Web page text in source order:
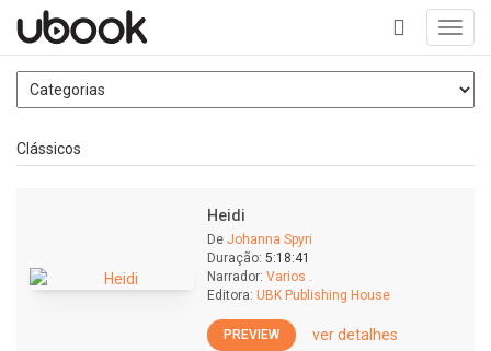
+
Clássicos
Heidi
De Johanna Spyri
Duração: 5:18:41
Narrador: Varios .
Editora: UBK Publishing House
PREVIEW ver detalhes